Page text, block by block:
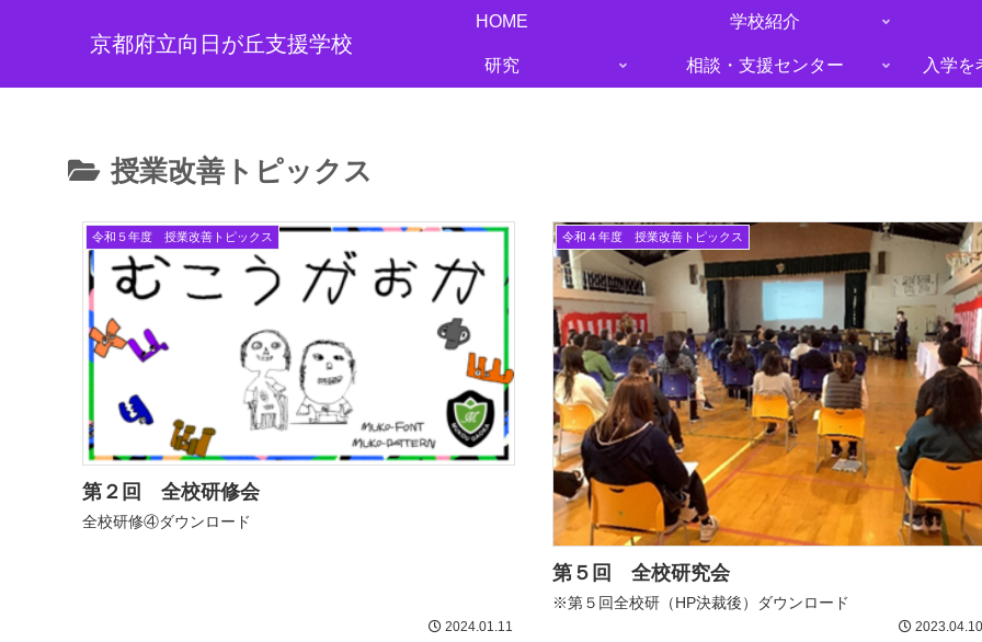
京都府立向日が丘支援学校
HOME 学校紹介
研究 相談・支援センター 入学を
授業改善トピックス
令和５年度 授業改善トピックス
第２回 全校研修会
全校研修④ダウンロード
2024.01.11
令和４年度 授業改善トピックス
第５回 全校研究会
※第５回全校研（HP決裁後）ダウンロード